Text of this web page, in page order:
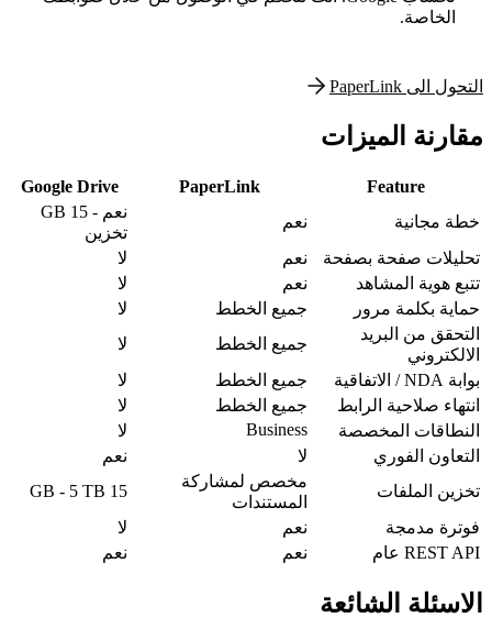
الخاصة.
التحول الى PaperLink
مقارنة الميزات
Feature
PaperLink
Google Drive
خطة مجانية
نعم
نعم - 15 GB
تخزين
تحليلات صفحة بصفحة
نعم
لا
تتبع هوية المشاهد
نعم
لا
حماية بكلمة مرور
جميع الخطط
لا
التحقق من البريد
الالكتروني
جميع الخطط
لا
بوابة NDA / الاتفاقية
جميع الخطط
لا
انتهاء صلاحية الرابط
جميع الخطط
لا
النطاقات المخصصة
Business
لا
التعاون الفوري
لا
نعم
تخزين الملفات
مخصص لمشاركة
المستندات
15 GB - 5 TB
فوترة مدمجة
نعم
لا
REST API عام
نعم نعم
الاسئلة الشائعة